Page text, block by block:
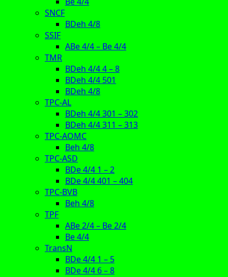
SNCF
BDeh 4/8
SSIF
ABe 4/4 – Be 4/4
TMR
BDeh 4/4 4 – 8
BDeh 4/4 501
BDeh 4/8
TPC-AL
BDeh 4/4 301 – 302
BDeh 4/4 311 – 313
TPC-AOMC
Beh 4/8
TPC-ASD
BDe 4/4 1 – 2
BDe 4/4 401 – 404
TPC-BVB
Beh 4/8
TPF
ABe 2/4 – Be 2/4
Be 4/4
TransN
BDe 4/4 1 – 5
BDe 4/4 6 – 8